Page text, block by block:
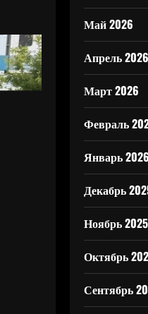
Май 2026
Апрель 2026
Март 2026
Февраль
Январь 2026
Декабрь
Ноябрь 2025
Октябрь
Сентябрь